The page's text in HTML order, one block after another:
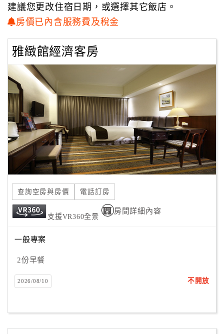
顧
務
顧
客
滿
意
度
訂
單
管
理
員
戶
客
服
建議您更改住宿日期，或選擇其它飯店。
房價已內含服務費及稅金
雅緻館經濟客房
查詢空房與房價 電話訂房
支援VR360全景
房間詳細內容
一般專案
2份早餐
2026/08/10 不開放